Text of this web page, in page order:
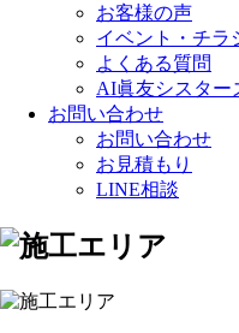
お客様の声
イベント・チラ
よくある質問
AI眞友シスター
お問い合わせ
お問い合わせ
お見積もり
LINE相談